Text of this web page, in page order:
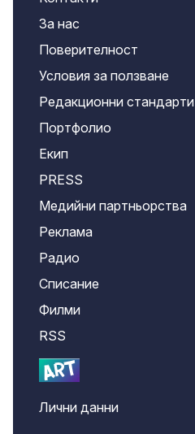
За нас
Поверителност
Условия за ползване
Редакционни стандарти
Портфолио
Екип
PRESS
Медийни партньорства
Реклама
Радио
Списание
Филми
RSS
Лични данни